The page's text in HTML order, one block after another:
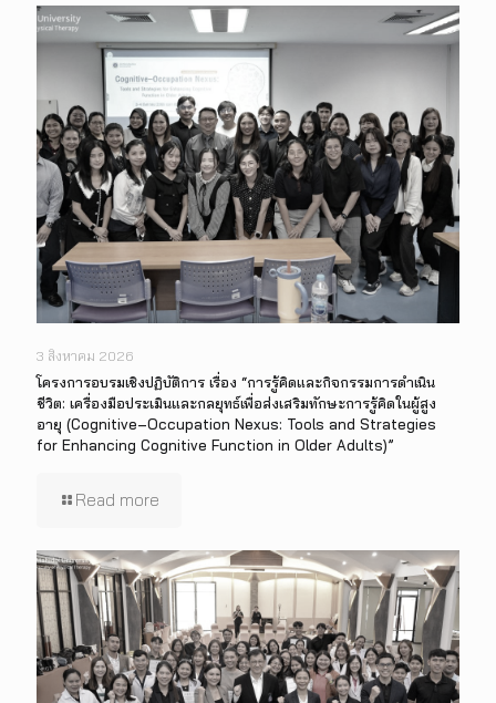
3 สิงหาคม 2026
โครงการอบรมเชิงปฏิบัติการ เรื่อง “การรู้คิดและกิจกรรมการดำเนิน
ชีวิต: เครื่องมือประเมินและกลยุทธ์เพื่อส่งเสริมทักษะการรู้คิดในผู้สูง
อายุ (Cognitive–Occupation Nexus: Tools and Strategies
for Enhancing Cognitive Function in Older Adults)”
Read more